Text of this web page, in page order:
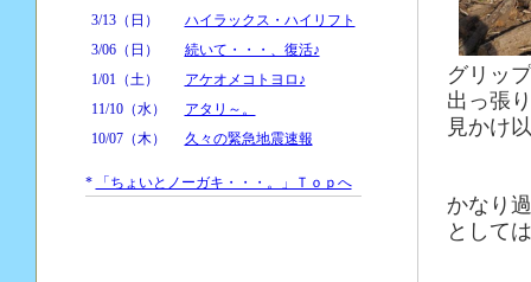
3/13（日）
ハイラックス・ハイリフト
3/06（日）
続いて・・・、復活♪
1/01（土）
アケオメコトヨロ♪
11/10（水）
アタリ～。
10/07（木）
久々の緊急地震速報
* 「ちょいとノーガキ・・・。」Ｔｏｐへ
グリッ
出っ張
見かけ
かなり
として